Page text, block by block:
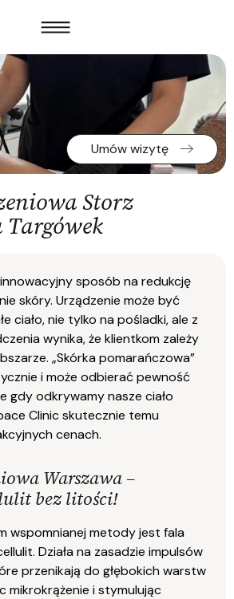
Umów wizytę
Storz
Targówek
sposób na redukcję
skóry. Urządzenie może być
ciało, nie tylko na pośladki, ale z
wynika, że klientkom zależy
„Skórka pomarańczowa”
i może odbierać pewność
gdy odkrywamy nasze ciało
Clinic skutecznie temu
cenach.
Warszawa –
bez litości!
wspomnianej metody jest fala
Działa na zasadzie impulsów
przenikają do głębokich warstw
mikrokrążenie i stymulując